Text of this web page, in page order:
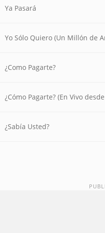
Ya Pasará
Yo Sólo Quiero (Un Millón de
¿Como Pagarte?
¿Cómo Pagarte? (En Vivo
¿Sabía Usted?